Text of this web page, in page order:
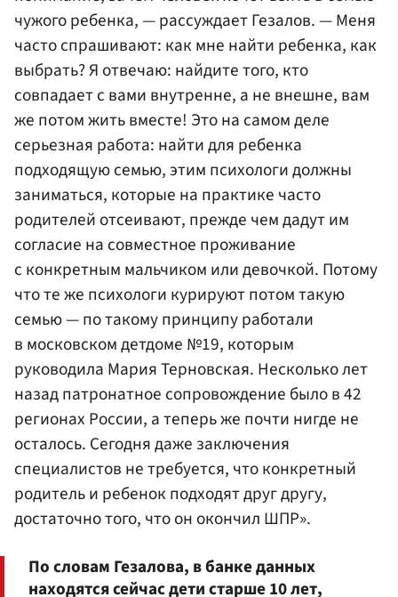
чужого ребенка, — рассуждает Гезалов. — Меня
часто спрашивают: как мне найти ребенка, как
выбрать? Я отвечаю: найдите того, кто
совпадает с вами внутренне, а не внешне, вам
же потом жить вместе! Это на самом деле
серьезная работа: найти для ребенка
подходящую семью, этим психологи должны
заниматься, которые на практике часто
родителей отсеивают, прежде чем дадут им
согласие на совместное проживание
с конкретным мальчиком или девочкой. Потому
что те же психологи курируют потом такую
семью — по такому принципу работали
в московском детдоме №19, которым
руководила Мария Терновская. Несколько лет
назад патронатное сопровождение было в 42
регионах России, а теперь же почти нигде не
осталось. Сегодня даже заключения
специалистов не требуется, что конкретный
родитель и ребенок подходят друг другу,
достаточно того, что он окончил ШПР».
По словам Гезалова, в банке данных
находятся сейчас дети старше 10 лет,